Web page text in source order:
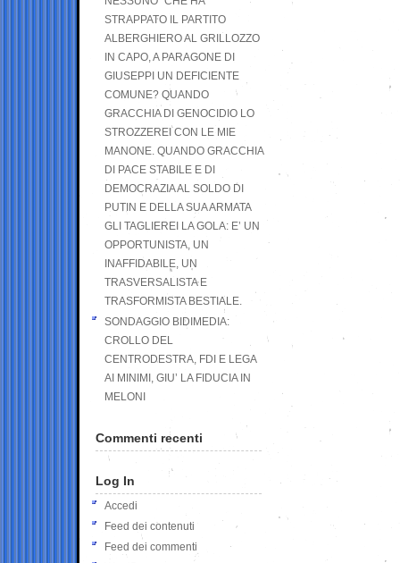
STRAPPATO IL PARTITO
ALBERGHIERO AL GRILLOZZO
IN CAPO, A PARAGONE DI
GIUSEPPI UN DEFICIENTE
COMUNE? QUANDO
GRACCHIA DI GENOCIDIO LO
STROZZEREI CON LE MIE
MANONE. QUANDO GRACCHIA
DI PACE STABILE E DI
DEMOCRAZIA AL SOLDO DI
PUTIN E DELLA SUA ARMATA
GLI TAGLIEREI LA GOLA: E’ UN
OPPORTUNISTA, UN
INAFFIDABILE, UN
TRASVERSALISTA E
TRASFORMISTA BESTIALE.
SONDAGGIO BIDIMEDIA:
CROLLO DEL
CENTRODESTRA, FDI E LEGA
AI MINIMI, GIU’ LA FIDUCIA IN
MELONI
Commenti recenti
Log In
Accedi
Feed dei contenuti
Feed dei commenti